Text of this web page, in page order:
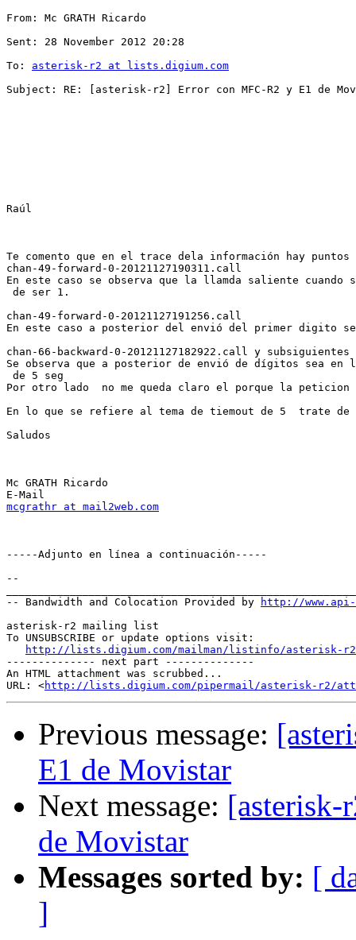
From: Mc GRATH Ricardo
Sent: 28 November 2012 20:28
To: asterisk-r2 at lists.digium.com
Subject: RE: [asterisk-r2] Error con MFC-R2 y E1 de
Raúl
Te comento que en el trace dela información hay
chan-49-forward-0-20121127190311.call
En este caso se observa que la llamda saliente
de ser 1.
chan-49-forward-0-20121127191256.call
En este caso a posterior del envió del primer digito
chan-66-backward-0-20121127182922.call y subsiguientes
Se observa que a posterior de envió de dígitos sea en
de 5 seg
Por otro lado  no me queda claro el porque la
En lo que se refiere al tema de tiemout de 5  trate de
Saludos
Mc GRATH Ricardo
mcgrathr at mail2web.com
-----Adjunto en línea a continuación-----
--
-- Bandwidth and Colocation Provided by
http://
asterisk-r2 mailing list
To UNSUBSCRIBE or update options visit:
http://lists.digium.com/mailman/listinfo/asterisk-r2
-------------- next part --------------
An HTML attachment was scrubbed...
URL: <http://lists.digium.com/pipermail/asterisk-r2/
Previous message:
E1 de Movistar
Next message:
de Movistar
Messages sorted by: [
]